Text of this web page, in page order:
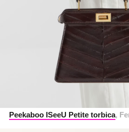
Peekaboo ISeeU Petite torbica,